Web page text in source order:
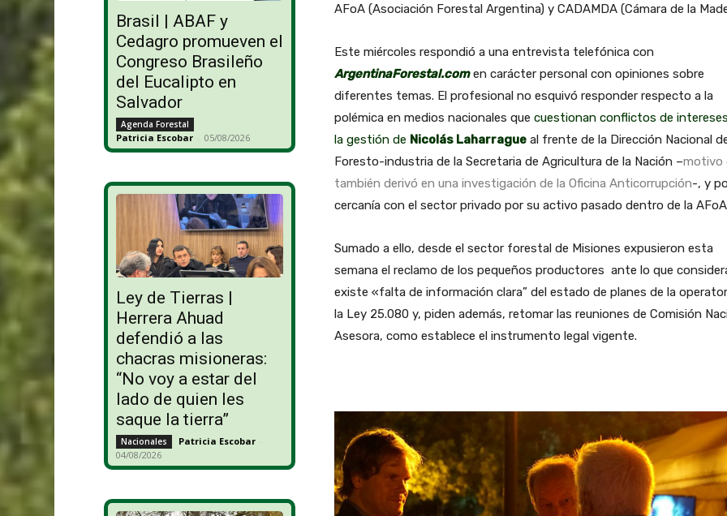
Brasil | ABAF y
Cedagro promueven el
Congreso Brasileño
del Eucalipto en
Salvador
Agenda Forestal
Patricia Escobar - 05/08/2026
Ley de Tierras |
Herrera Ahuad
defendió a las
chacras misioneras:
“No voy a estar del
lado de quien les
saque la tierra”
Nacionales Patricia Escobar -
04/08/2026
AFoA (Asociación Forestal Argentina) y CADAMDA (Cámara de la
Este miércoles respondió a una entrevista telefónica con
ArgentinaForestal.comen carácter personal con opiniones sobre
diferentes temas. El profesional no esquivó responder respecto a la
polémica en medios nacionales que cuestionan conflictos de
la gestión de Nicolás Laharrague al frente de la Dirección Nacional
Foresto-industria de la Secretaria de Agricultura de la Nación –motivo
también derivó en una investigación de la Oficina Anticorrupción-, y
cercanía con el sector privado por su activo pasado dentro de la
Sumado a ello, desde el sector forestal de Misiones expusieron esta
semana el reclamo de los pequeños productores ante lo que
existe «falta de información clara” del estado de planes de la
la Ley 25.080 y, piden además, retomar las reuniones de Comisión
Asesora, como establece el instrumento legal vigente.